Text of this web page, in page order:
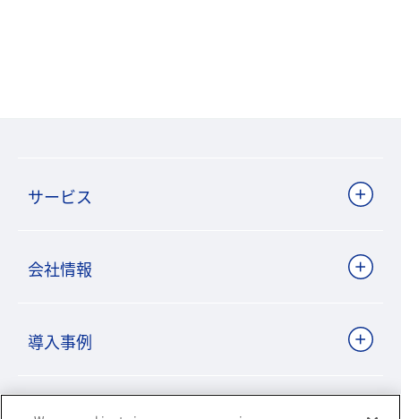
サービス
会社情報
導入事例
ビジネスパートナーサイト